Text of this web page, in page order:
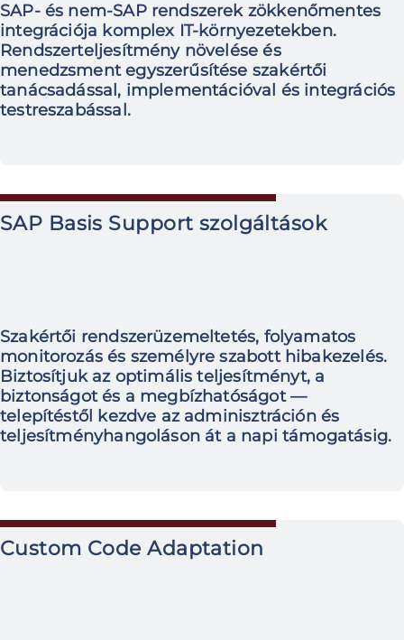
SAP- és nem-SAP rendszerek zökkenőmentes
integrációja komplex IT-környezetekben.
Rendszerteljesítmény növelése és
menedzsment egyszerűsítése szakértői
tanácsadással, implementációval és integrációs
testreszabással.
SAP Basis Support szolgáltások
Szakértői rendszerüzemeltetés, folyamatos
monitorozás és személyre szabott hibakezelés.
Biztosítjuk az optimális teljesítményt, a
biztonságot és a megbízhatóságot —
telepítéstől kezdve az adminisztráción és
teljesítményhangoláson át a napi támogatásig.
Custom Code Adaptation